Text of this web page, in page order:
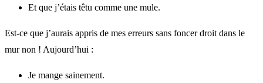
Et que j’étais têtu comme une mule.
Est-ce que j’aurais appris de mes erreurs sans foncer droit dans le
mur non ! Aujourd’hui :
Je mange sainement.